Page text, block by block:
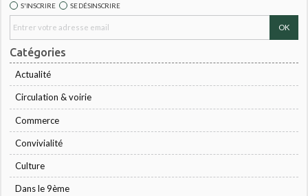
S'INSCRIRE SE DÉSINSCRIRE
Catégories
Actualité
Circulation & voirie
Commerce
Convivialité
Culture
Dans le 9ème